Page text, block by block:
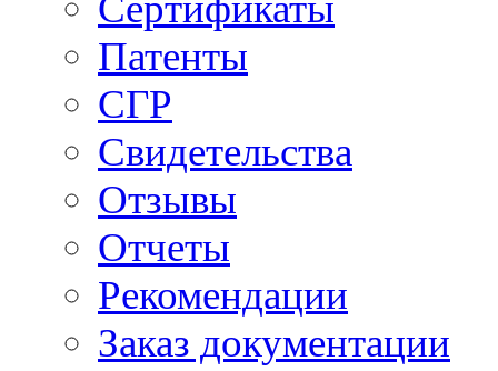
Патенты
СГР
Свидетельства
Отзывы
Отчеты
Рекомендации
Заказ документации